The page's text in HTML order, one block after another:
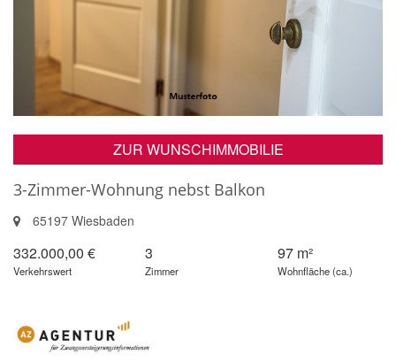
ZUR WUNSCHIMMOBILIE
3-Zimmer-Wohnung nebst Balkon
65197 Wiesbaden
332.000,00 €
Verkehrswert
3
Zimmer
97 m²
Wohnfläche (ca.)